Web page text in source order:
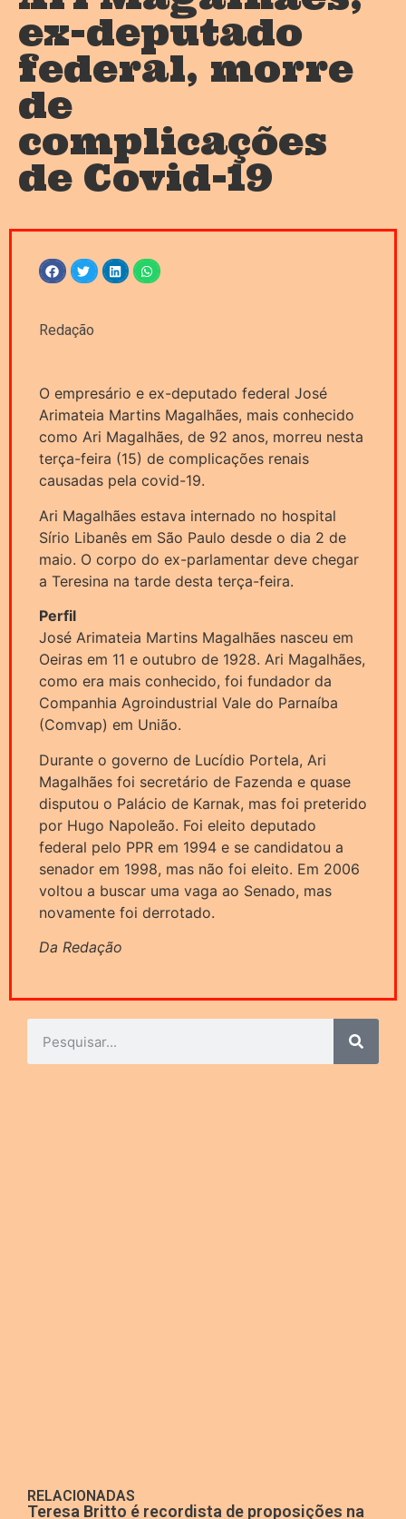
ex-deputado
federal, morre
de
complicações
de Covid-19
Redação
O empresário e ex-deputado federal José
Arimateia Martins Magalhães, mais conhecido
como Ari Magalhães, de 92 anos, morreu nesta
terça-feira (15) de complicações renais
causadas pela covid-19.
Ari Magalhães estava internado no hospital
Sírio Libanês em São Paulo desde o dia 2 de
maio. O corpo do ex-parlamentar deve chegar
a Teresina na tarde desta terça-feira.
Perfil
José Arimateia Martins Magalhães nasceu em
Oeiras em 11 e outubro de 1928. Ari Magalhães,
como era mais conhecido, foi fundador da
Companhia Agroindustrial Vale do Parnaíba
(Comvap) em União.
Durante o governo de Lucídio Portela, Ari
Magalhães foi secretário de Fazenda e quase
disputou o Palácio de Karnak, mas foi preterido
por Hugo Napoleão. Foi eleito deputado
federal pelo PPR em 1994 e se candidatou a
senador em 1998, mas não foi eleito. Em 2006
voltou a buscar uma vaga ao Senado, mas
novamente foi derrotado.
Da Redação
RELACIONADAS
Teresa Britto é recordista de proposições na